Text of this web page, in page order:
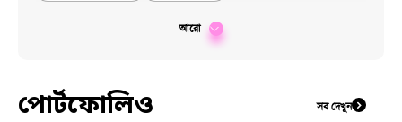
আরো
পোর্টফোলিও সব দেখুন